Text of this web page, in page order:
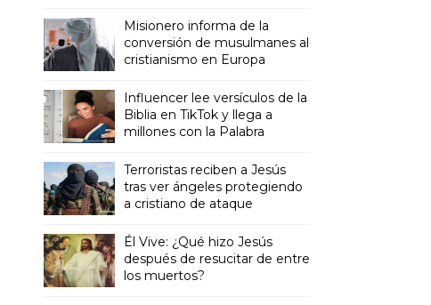
Misionero informa de la
conversión de musulmanes al
cristianismo en Europa
Influencer lee versículos de la
Biblia en TikTok y llega a
millones con la Palabra
Terroristas reciben a Jesús
tras ver ángeles protegiendo
a cristiano de ataque
Él Vive: ¿Qué hizo Jesús
después de resucitar de entre
los muertos?